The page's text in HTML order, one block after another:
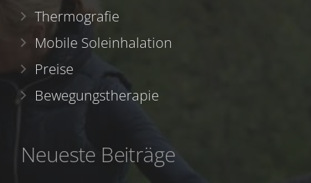
Thermografie
Mobile Soleinhalation
Preise
Bewegungstherapie
Neueste Beiträge